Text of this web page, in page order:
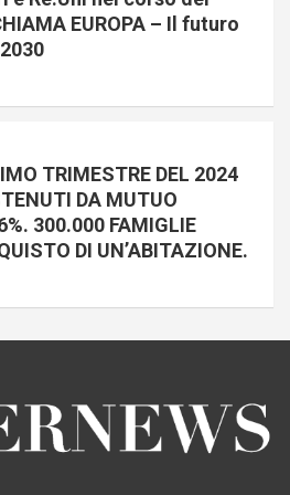
EUROPA – Il futuro
TRIMESTRE DEL 2024
DA MUTUO
300.000 FAMIGLIE
DI UN’ABITAZIONE.